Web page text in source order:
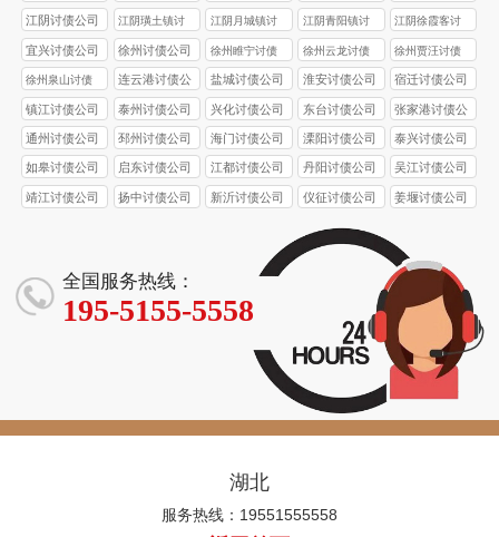
债公司
债公司
债公司
债公司
江阴讨债公司
江阴璜土镇讨
债公司
江阴月城镇讨
债公司
江阴青阳镇讨
债公司
江阴徐霞客讨
债公司
宜兴讨债公司 徐州讨债公司
徐州睢宁讨债
公司
徐州云龙讨债
公司
徐州贾汪讨债
公司
徐州泉山讨债
公司
连云港讨债公
司
盐城讨债公司 淮安讨债公司 宿迁讨债公司
镇江讨债公司 泰州讨债公司 兴化讨债公司 东台讨债公司
张家港讨债公
司
通州讨债公司 邳州讨债公司 海门讨债公司 溧阳讨债公司 泰兴讨债公司
如皋讨债公司 启东讨债公司 江都讨债公司 丹阳讨债公司 吴江讨债公司
靖江讨债公司 扬中讨债公司 新沂讨债公司 仪征讨债公司 姜堰讨债公司
全国服务热线：
195-5155-5558
湖北
服务热线：19551555558